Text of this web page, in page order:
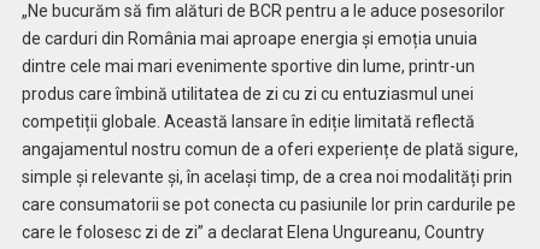
„Ne bucurăm să fim alături de BCR pentru a le aduce posesorilor
de carduri din România mai aproape energia și emoția unuia
dintre cele mai mari evenimente sportive din lume, printr-un
produs care îmbină utilitatea de zi cu zi cu entuziasmul unei
competiții globale. Această lansare în ediție limitată reflectă
angajamentul nostru comun de a oferi experiențe de plată sigure,
simple și relevante și, în același timp, de a crea noi modalități prin
care consumatorii se pot conecta cu pasiunile lor prin cardurile pe
care le folosesc zi de zi” a declarat Elena Ungureanu, Country